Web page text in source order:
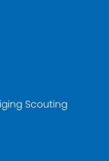
Scouting